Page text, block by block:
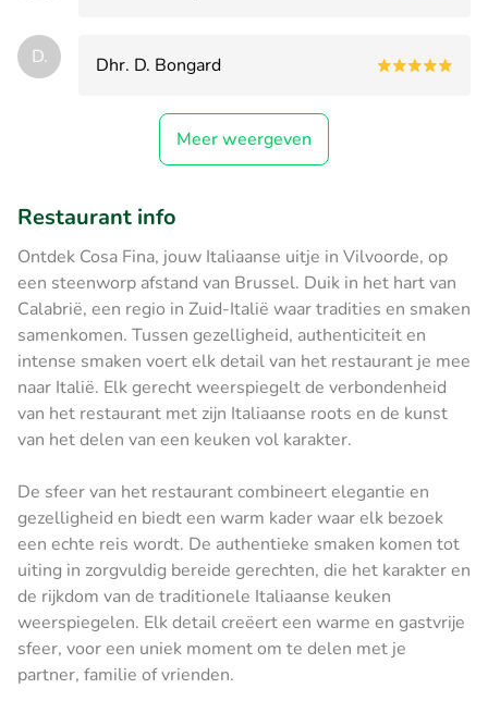
D. Dhr. D. Bongard
Meer weergeven
Restaurant info
Ontdek Cosa Fina, jouw Italiaanse uitje in Vilvoorde, op
een steenworp afstand van Brussel. Duik in het hart van
Calabrië, een regio in Zuid-Italië waar tradities en smaken
samenkomen. Tussen gezelligheid, authenticiteit en
intense smaken voert elk detail van het restaurant je mee
naar Italië. Elk gerecht weerspiegelt de verbondenheid
van het restaurant met zijn Italiaanse roots en de kunst
van het delen van een keuken vol karakter.
De sfeer van het restaurant combineert elegantie en
gezelligheid en biedt een warm kader waar elk bezoek
een echte reis wordt. De authentieke smaken komen tot
uiting in zorgvuldig bereide gerechten, die het karakter en
de rijkdom van de traditionele Italiaanse keuken
weerspiegelen. Elk detail creëert een warme en gastvrije
sfeer, voor een uniek moment om te delen met je
partner, familie of vrienden.